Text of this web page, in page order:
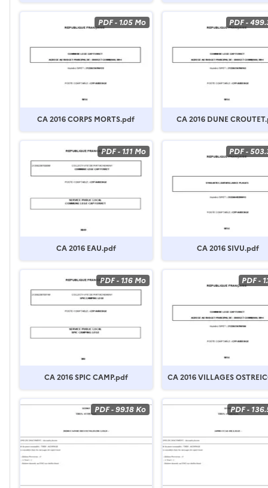
PDF- 1.05 Mo
CA 2016 CORPS MORTS.pdf
PDF-
CA 2016 DUNE
PDF- 1.11 Mo
CA 2016 EAU.pdf
PDF-
CA 2016 SIVU.pdf
PDF- 1.16 Mo
CA 2016 SPIC CAMP.pdf
PDF-
CA 2016 VILLAGES
PDF-99.18 Ko PDF-